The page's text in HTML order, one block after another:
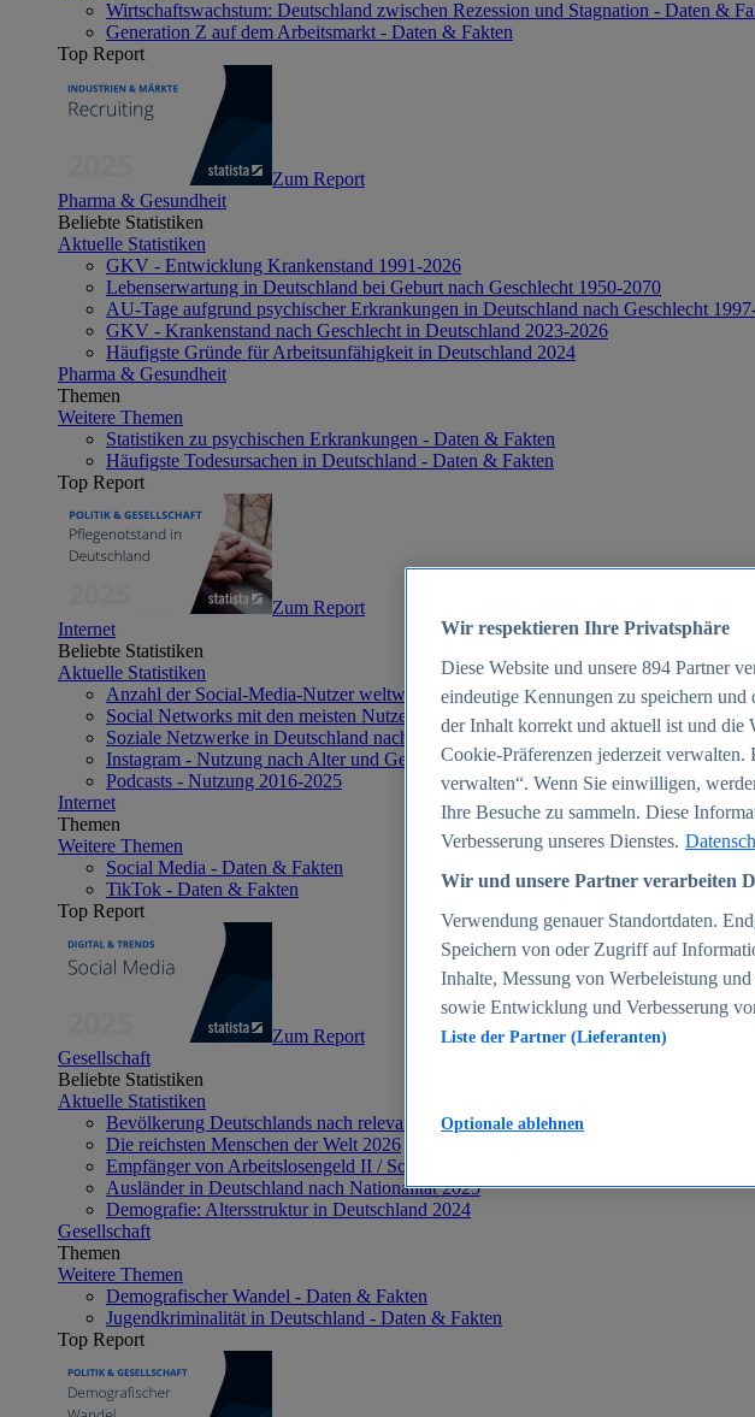
Wirtschaftswachstum: Deutschland zwischen Rezession und Stagnation - Daten &
Generation Z auf dem Arbeitsmarkt - Daten & Fakten
Top Report
Zum Report
Pharma & Gesundheit
Beliebte Statistiken
Aktuelle Statistiken
GKV - Entwicklung Krankenstand 1991-2026
Lebenserwartung in Deutschland bei Geburt nach Geschlecht 1950-2070
AU-Tage aufgrund psychischer Erkrankungen in Deutschland nach Geschlecht
GKV - Krankenstand nach Geschlecht in Deutschland 2023-2026
Häufigste Gründe für Arbeitsunfähigkeit in Deutschland 2024
Pharma & Gesundheit
Themen
Weitere Themen
Statistiken zu psychischen Erkrankungen - Daten & Fakten
Häufigste Todesursachen in Deutschland - Daten & Fakten
Top Report
Zum Report
Internet
Beliebte Statistiken
Aktuelle Statistiken
Anzahl der Social-Media-Nutzer weltweit 2012-2025
Social Networks mit den meisten Nutzern weltweit 2025
Soziale Netzwerke in Deutschland nach Generationen 2025
Instagram - Nutzung nach Alter und Geschlecht in Deutschland 2025
Podcasts - Nutzung 2016-2025
Internet
Themen
Weitere Themen
Social Media - Daten & Fakten
TikTok - Daten & Fakten
Top Report
Zum Report
Gesellschaft
Beliebte Statistiken
Aktuelle Statistiken
Bevölkerung Deutschlands nach relevanten Altersgruppen 2024
Die reichsten Menschen der Welt 2026
Empfänger von Arbeitslosengeld II / Sozialgeld / Bürgergeld in Deutschland 2005-
Ausländer in Deutschland nach Nationalität 2025
Demografie: Altersstruktur in Deutschland 2024
Gesellschaft
Themen
Weitere Themen
Demografischer Wandel - Daten & Fakten
Jugendkriminalität in Deutschland - Daten & Fakten
Top Report
Wir respektieren Ihre Privatsphäre
Diese Website und unsere 894 Partner
eindeutige Kennungen zu speichern
der Inhalt korrekt und aktuell ist und die
Cookie-Präferenzen jederzeit
verwalten“. Wenn Sie einwilligen,
Ihre Besuche zu sammeln. Diese
Verbesserung unseres Dienstes.
Wir und unsere Partner verarbeiten
Verwendung genauer Standortdaten.
Speichern von oder Zugriff auf
Inhalte, Messung von Werbeleistung
sowie Entwicklung und Verbesserung
Liste der Partner (Lieferanten)
Optionale ablehnen